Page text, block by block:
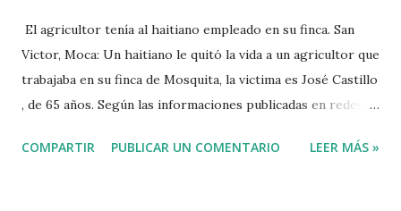
El agricultor tenía al haitiano empleado en su finca. San
Victor, Moca: Un haitiano le quitó la vida a un agricultor que
trabajaba en su finca de Mosquita, la victima es José Castillo
, de 65 años. Según las informaciones publicadas en redes
que el haitiano de inmediato se puso al acecho del
COMPARTIR PUBLICAR UN COMENTARIO LEER MÁS »